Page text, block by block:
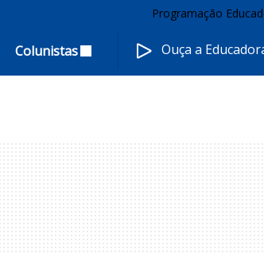
Programação
Colunistas Ouça a